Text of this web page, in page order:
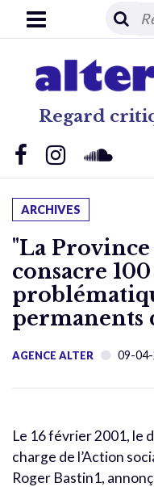
Regard
ARCHIVES
"La
consacre
permanents
AGENCE ALTER 09-
Le 16 février 2001, le
charge de l’Action
Roger Bastin1,